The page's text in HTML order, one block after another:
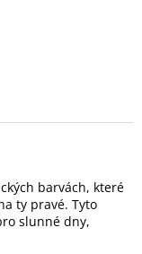
barvách, které
ty pravé. Tyto
slunné dny,